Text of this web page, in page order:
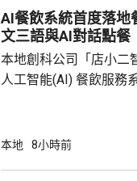
AI餐飲系統首度落
文三語與AI對話點餐
本地創科公司「店小二
人工智能(AI) 餐飲服務
話或英文對話，食客根
本地 8小時前